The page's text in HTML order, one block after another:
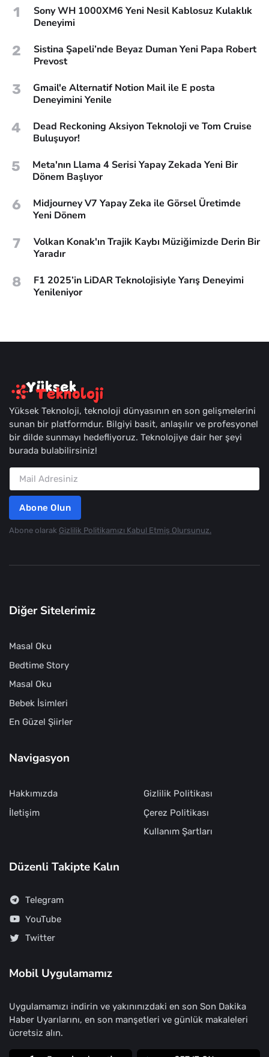
1
Sony WH 1000XM6 Yeni Nesil Kablosuz Kulaklık
Deneyimi
2
Sistina Şapeli’nde Beyaz Duman Yeni Papa Robert
Prevost
3
Gmail'e Alternatif Notion Mail ile E posta
Deneyimini Yenile
4
Dead Reckoning Aksiyon Teknoloji ve Tom Cruise
Buluşuyor!
5
Meta'nın Llama 4 Serisi Yapay Zekada Yeni Bir
Dönem Başlıyor
6
Midjourney V7 Yapay Zeka ile Görsel Üretimde
Yeni Dönem
7
Volkan Konak'ın Trajik Kaybı Müziğimizde Derin Bir
Yaradır
8
F1 2025’in LiDAR Teknolojisiyle Yarış Deneyimi
Yenileniyor
Yüksek Teknoloji, teknoloji dünyasının en son gelişmelerini
sunan bir platformdur. Bilgiyi basit, anlaşılır ve profesyonel
bir dilde sunmayı hedefliyoruz. Teknolojiye dair her şeyi
burada bulabilirsiniz!
Abone Olun
Abone olarak Gizlilik Politikamızı Kabul Etmiş Olursunuz.
Diğer Sitelerimiz
Masal Oku
Bedtime Story
Masal Oku
Bebek İsimleri
En Güzel Şiirler
Navigasyon
Hakkımızda
İletişim
Gizlilik Politikası
Çerez Politikası
Kullanım Şartları
Düzenli Takipte Kalın
Telegram
YouTube
Twitter
Mobil Uygulamamız
Uygulamamızı indirin ve yakınınızdaki en son Son Dakika
Haber Uyarılarını, en son manşetleri ve günlük makaleleri
ücretsiz alın.